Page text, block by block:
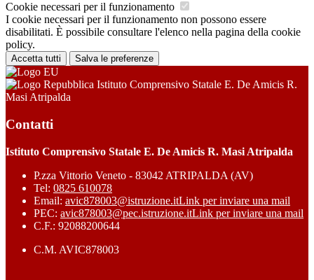
Cookie necessari per il funzionamento
I cookie necessari per il funzionamento non possono essere
disabilitati. È possibile consultare l'elenco nella pagina della cookie
policy.
Accetta tutti Salva le preferenze
Istituto Comprensivo Statale E. De Amicis R.
Masi Atripalda
Contatti
Istituto Comprensivo Statale E. De Amicis R. Masi Atripalda
P.zza Vittorio Veneto - 83042 ATRIPALDA (AV)
Tel: 0825 610078
Email: avic878003@istruzione.itLink per inviare una mail
PEC: avic878003@pec.istruzione.itLink per inviare una mail
C.F.: 92088200644
C.M. AVIC878003